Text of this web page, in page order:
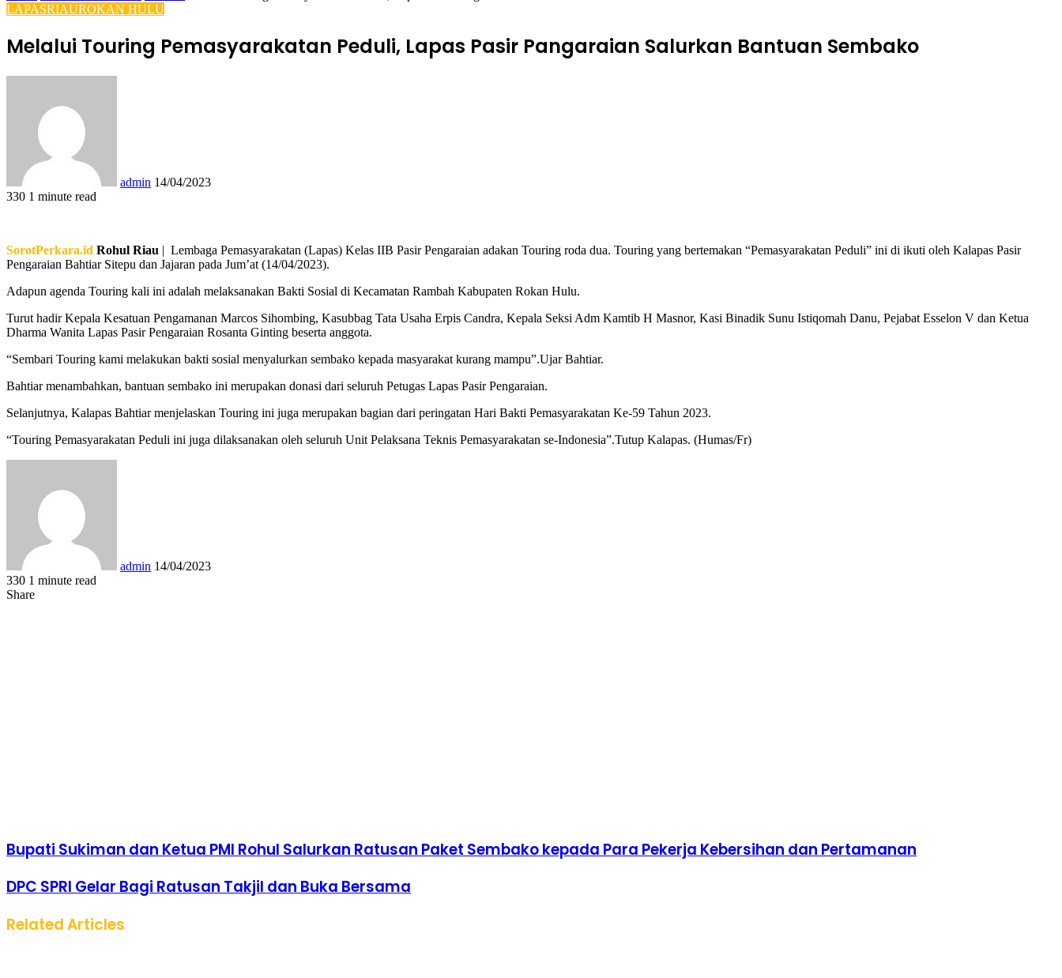
LAPASRIAUROKAN HULU
Melalui Touring Pemasyarakatan Peduli, Lapas Pasir Pangaraian Salurkan Bantuan Sembako
admin 14/04/2023
330 1 minute read
SorotPerkara.id Rohul Riau | Lembaga Pemasyarakatan (Lapas) Kelas IIB Pasir Pengaraian adakan Touring roda dua. Touring yang bertemakan “Pemasyarakatan Peduli” ini di ikuti oleh Kalapas Pasir
Pengaraian Bahtiar Sitepu dan Jajaran pada Jum’at (14/04/2023).
Adapun agenda Touring kali ini adalah melaksanakan Bakti Sosial di Kecamatan Rambah Kabupaten Rokan Hulu.
Turut hadir Kepala Kesatuan Pengamanan Marcos Sihombing, Kasubbag Tata Usaha Erpis Candra, Kepala Seksi Adm Kamtib H Masnor, Kasi Binadik Sunu Istiqomah Danu, Pejabat Esselon V dan Ketua
Dharma Wanita Lapas Pasir Pengaraian Rosanta Ginting beserta anggota.
“Sembari Touring kami melakukan bakti sosial menyalurkan sembako kepada masyarakat kurang mampu”.Ujar Bahtiar.
Bahtiar menambahkan, bantuan sembako ini merupakan donasi dari seluruh Petugas Lapas Pasir Pengaraian.
Selanjutnya, Kalapas Bahtiar menjelaskan Touring ini juga merupakan bagian dari peringatan Hari Bakti Pemasyarakatan Ke-59 Tahun 2023.
“Touring Pemasyarakatan Peduli ini juga dilaksanakan oleh seluruh Unit Pelaksana Teknis Pemasyarakatan se-Indonesia”.Tutup Kalapas. (Humas/Fr)
admin 14/04/2023
330 1 minute read
Facebook
Twitter
LinkedIn
Tumblr
Pinterest
Reddit
VKontakte
Odnoklassniki
Pocket
WhatsApp
Share
Print
Share
Bupati Sukiman dan Ketua PMI Rohul Salurkan Ratusan Paket Sembako kepada Para Pekerja Kebersihan dan Pertamanan
DPC SPRI Gelar Bagi Ratusan Takjil dan Buka Bersama
Related Articles